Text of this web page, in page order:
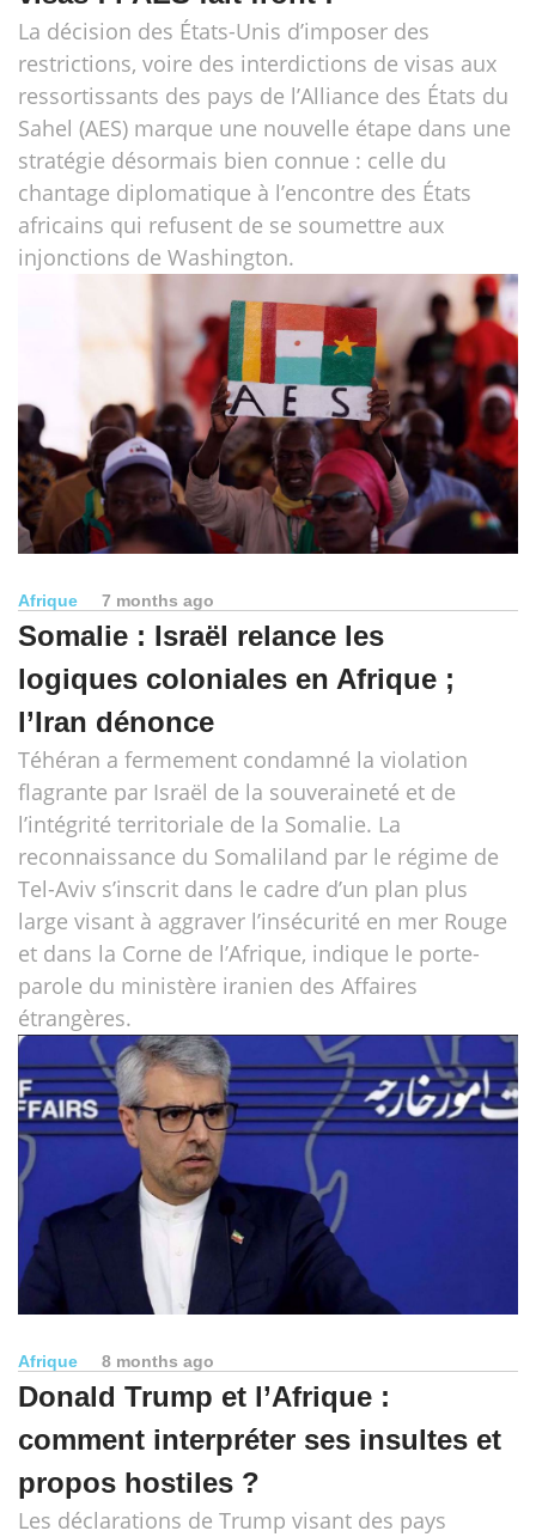
La décision des États-Unis d’imposer des
restrictions, voire des interdictions de visas aux
ressortissants des pays de l’Alliance des États du
Sahel (AES) marque une nouvelle étape dans une
stratégie désormais bien connue : celle du
chantage diplomatique à l’encontre des États
africains qui refusent de se soumettre aux
injonctions de Washington.
Afrique 7 months ago
Somalie : Israël relance les
logiques coloniales en Afrique ;
l’Iran dénonce
Téhéran a fermement condamné la violation
flagrante par Israël de la souveraineté et de
l’intégrité territoriale de la Somalie. La
reconnaissance du Somaliland par le régime de
Tel-Aviv s’inscrit dans le cadre d’un plan plus
large visant à aggraver l’insécurité en mer Rouge
et dans la Corne de l’Afrique, indique le porte-
parole du ministère iranien des Affaires
étrangères.
Afrique 8 months ago
Donald Trump et l’Afrique :
comment interpréter ses insultes et
propos hostiles ?
Les déclarations de Trump visant des pays